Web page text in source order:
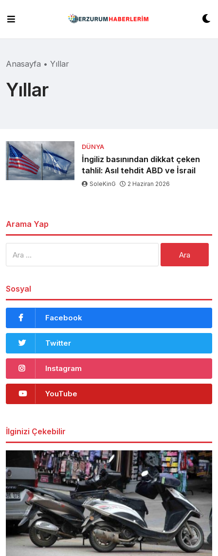
content
Anasayfa • Yıllar
Yıllar
DÜNYA
İngiliz basınından dikkat çeken
tahlil: Asıl tehdit ABD ve İsrail
SoleKinG 2 Haziran 2026
Arama Yap
Sosyal
Facebook
Twitter
Instagram
YouTube
İlginizi Çekebilir